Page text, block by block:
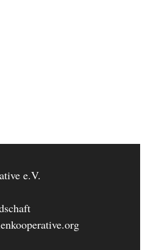
e.V.